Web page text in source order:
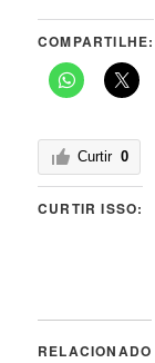
COMPARTILHE:
Curtir 0
CURTIR ISSO:
RELACIONADO